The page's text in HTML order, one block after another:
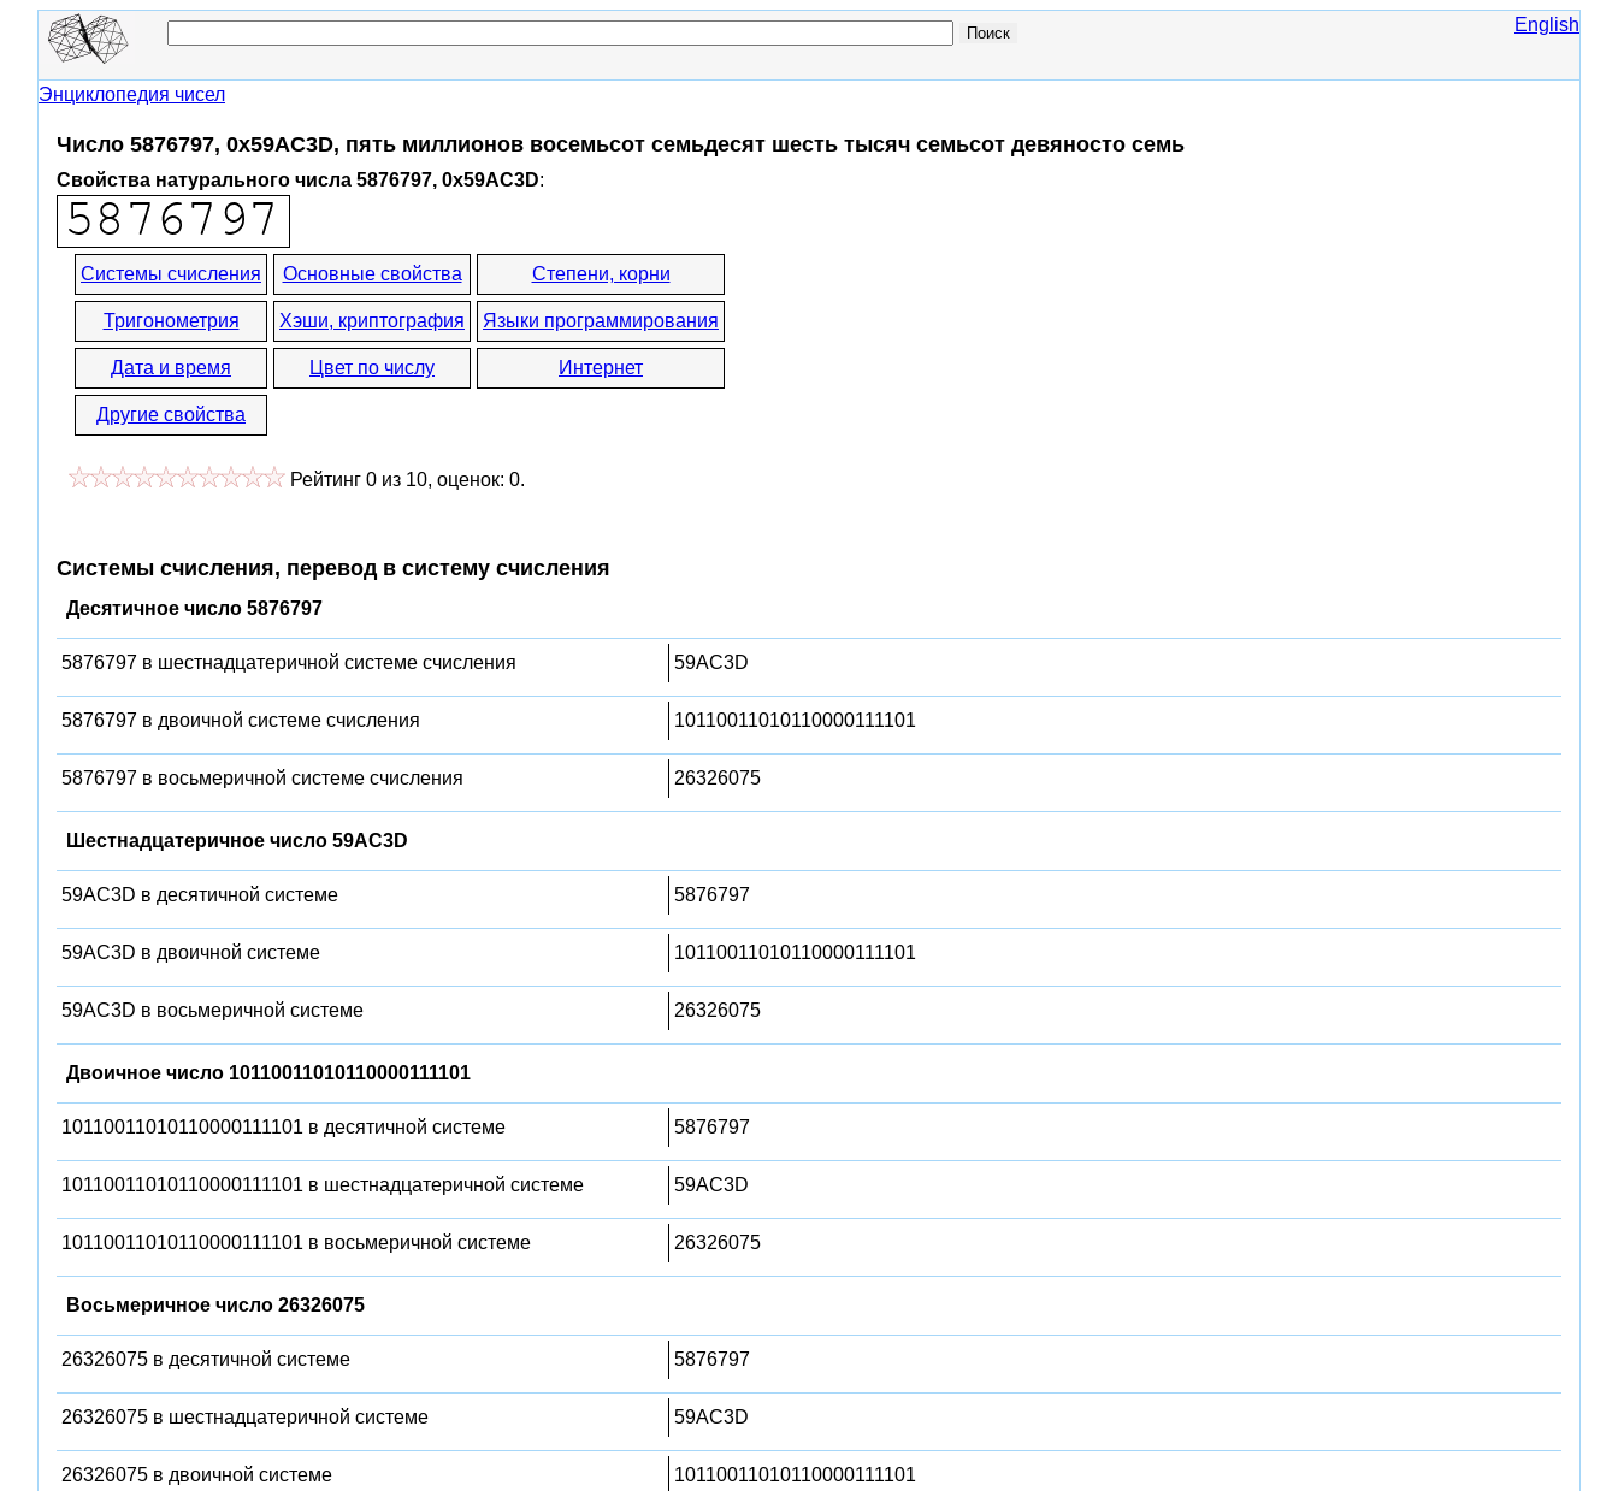
English
Энциклопедия чисел
Число 5876797, 0x59AC3D, пять миллионов восемьсот семьдесят шесть тысяч семьсот девяносто семь
Свойства натурального числа 5876797, 0x59AC3D:
Системы счисления Основные свойства Степени, корни
Тригонометрия Хэши, криптография Языки программирования
Дата и время Цвет по числу Интернет
Другие свойства
Рейтинг 0 из 10, оценок: 0.
Системы счисления, перевод в систему счисления
Десятичное число 5876797
5876797 в шестнадцатеричной системе счисления 59AC3D
5876797 в двоичной системе счисления 10110011010110000111101
5876797 в восьмеричной системе счисления 26326075
Шестнадцатеричное число 59AC3D
59AC3D в десятичной системе 5876797
59AC3D в двоичной системе 10110011010110000111101
59AC3D в восьмеричной системе 26326075
Двоичное число 10110011010110000111101
10110011010110000111101 в десятичной системе 5876797
10110011010110000111101 в шестнадцатеричной системе 59AC3D
10110011010110000111101 в восьмеричной системе 26326075
Восьмеричное число 26326075
26326075 в десятичной системе 5876797
26326075 в шестнадцатеричной системе 59AC3D
26326075 в двоичной системе 10110011010110000111101